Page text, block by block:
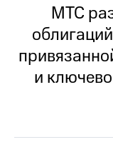
История
компании
региона
Пресс-
релизы
МТС
о
МТС
и